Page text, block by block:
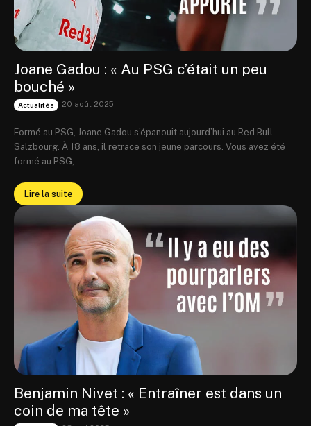
Joane Gadou : « Au PSG c’était un peu
bouché »
Actualités 20 août 2025
Formé au PSG, Joane Gadou s’épanouit aujourd’hui au Red Bull
Salzbourg. À 18 ans, il retrace son jeune parcours. Vous avez été
formé au PSG,...
Lire la suite
Benjamin Nivet : « Entraîner est dans un
coin de ma tête »